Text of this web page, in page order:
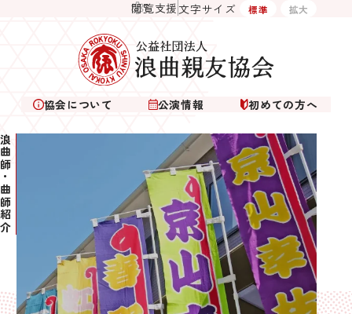
閲覧支援 文字サイズ 標準 拡大
協会について 公演情報 初めての方へ
師紹介